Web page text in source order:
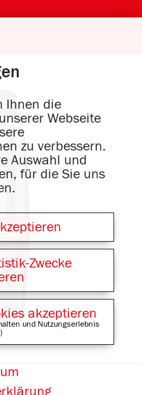
&
Ihnen die
Webseite
zu verbessern.
Auswahl und
für die Sie uns
Zwecke
akzeptieren
und Nutzungserlebnis